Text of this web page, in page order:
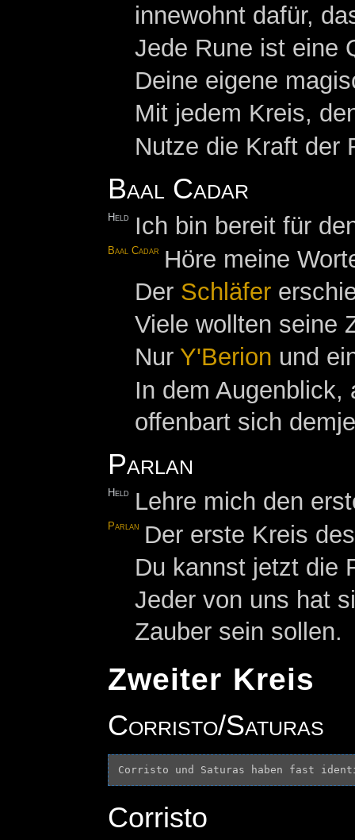
innewohnt dafür,
Jede Rune ist eine
Deine eigene
Mit jedem Kreis,
Nutze die Kraft der
Baal Cadar
Held Ich bin bereit für
Baal Cadar
Höre meine
Der Schläfer
Viele wollten seine
Nur Y'Berion und
In dem
offenbart sich
Parlan
Held Lehre mich den
Parlan
Der erste Kreis
Du kannst jetzt die
Jeder von uns hat
Zauber sein sollen.
Zweiter Kreis
Corristo/Saturas
Corristo